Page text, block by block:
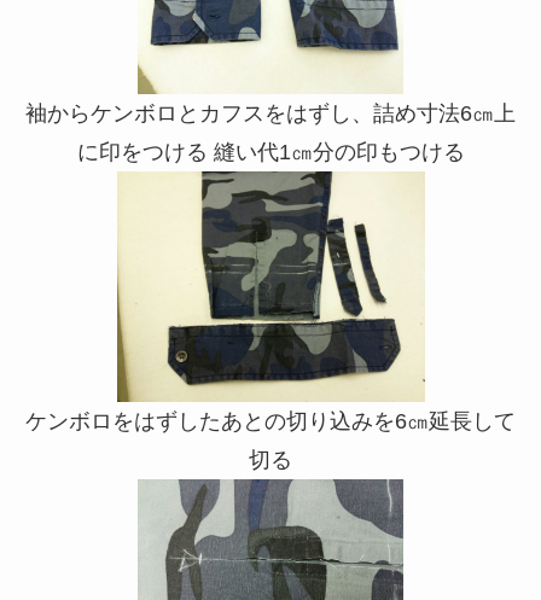
袖からケンボロとカフスをはずし、詰め寸法6㎝上
に印をつける 縫い代1㎝分の印もつける
ケンボロをはずしたあとの切り込みを6㎝延長して
切る